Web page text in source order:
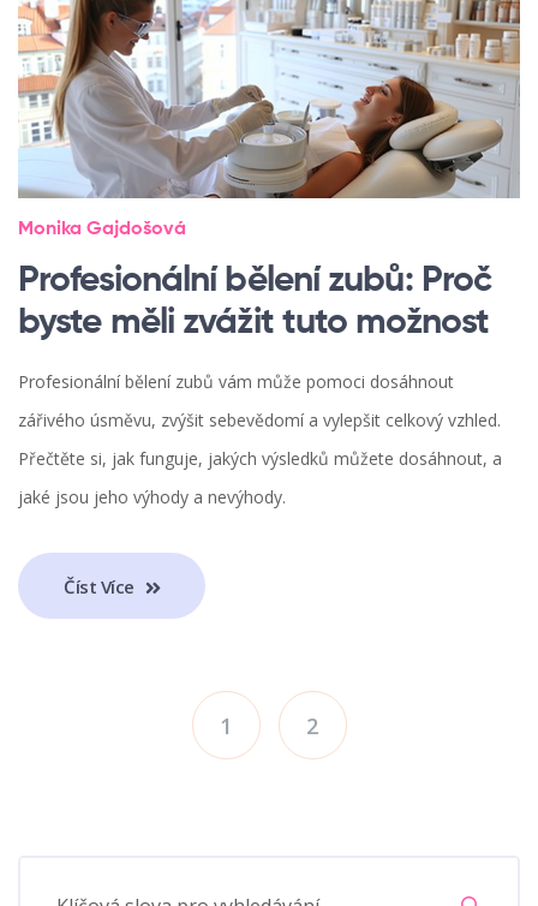
Monika Gajdošová
Profesionální bělení zubů: Proč
byste měli zvážit tuto možnost
Profesionální bělení zubů vám může pomoci dosáhnout
zářivého úsměvu, zvýšit sebevědomí a vylepšit celkový vzhled.
Přečtěte si, jak funguje, jakých výsledků můžete dosáhnout, a
jaké jsou jeho výhody a nevýhody.
Číst Více
1 2